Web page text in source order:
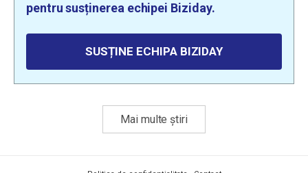
pentru susținerea echipei Biziday.
SUSȚINE ECHIPA BIZIDAY
Mai multe știri